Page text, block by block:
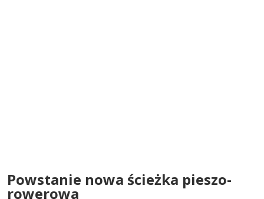
Powstanie nowa ścieżka pieszo-
rowerowa